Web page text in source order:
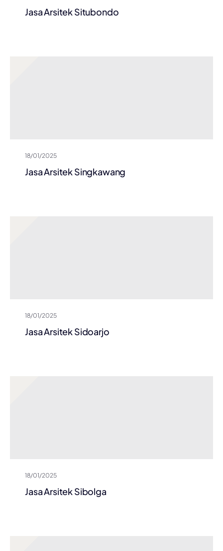
Jasa Arsitek Situbondo
18/01/2025
Jasa Arsitek Singkawang
18/01/2025
Jasa Arsitek Sidoarjo
18/01/2025
Jasa Arsitek Sibolga